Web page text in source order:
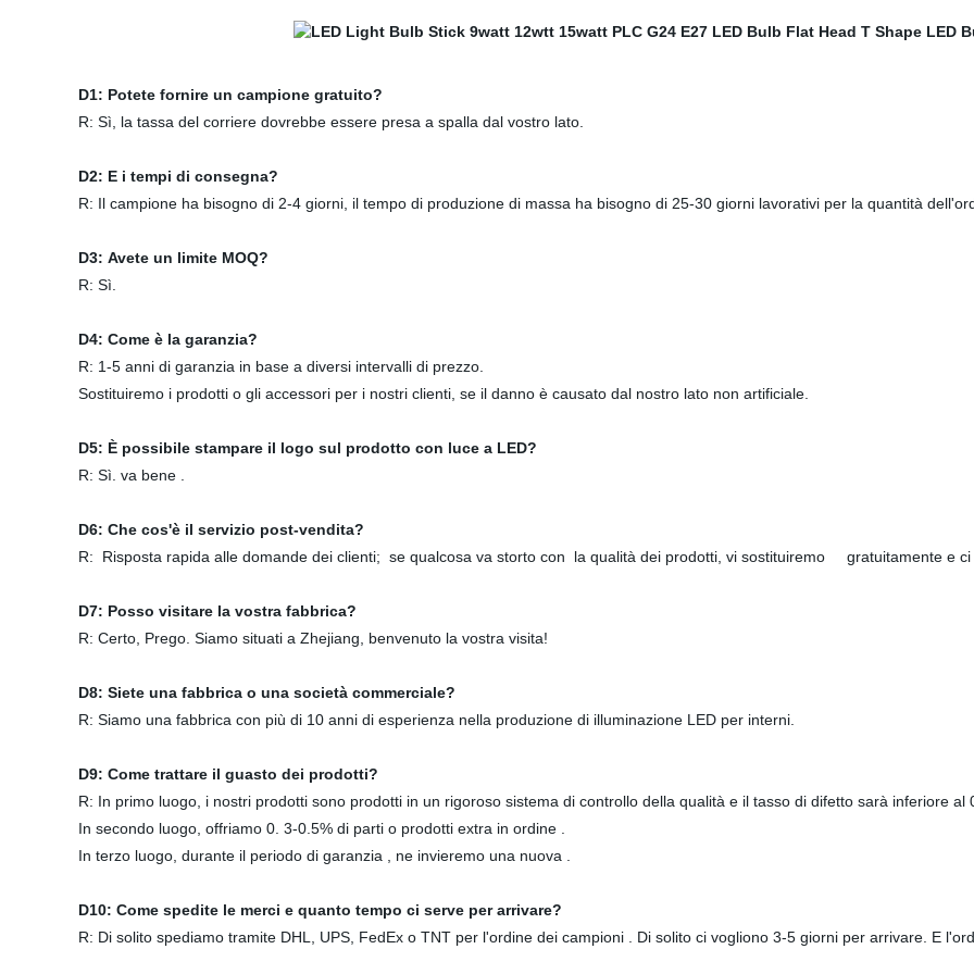
D1: Potete fornire un campione gratuito?
R: Sì, la tassa del corriere dovrebbe essere presa a spalla dal vostro lato.
D2: E i tempi di consegna?
R: Il campione ha bisogno di 2-4 giorni, il tempo di produzione di massa ha bisogno di 25-30 giorni lavorativi per la quantità
D3: Avete un limite MOQ?
R: Sì.
D4: Come è la garanzia?
R: 1-5 anni di garanzia in base a diversi intervalli di prezzo.
Sostituiremo i prodotti o gli accessori per i nostri clienti, se il danno è causato dal nostro lato non artificiale.
D5: È possibile stampare il logo sul prodotto con luce a LED?
R: Sì. va bene .
D6: Che cos'è il servizio post-vendita?
R: Risposta rapida alle domande dei clienti; se qualcosa va storto con la qualità dei prodotti, vi sostituiremo gratuitamente e ci
D7: Posso visitare la vostra fabbrica?
R: Certo, Prego. Siamo situati a Zhejiang, benvenuto la vostra visita!
D8: Siete una fabbrica o una società commerciale?
R: Siamo una fabbrica con più di 10 anni di esperienza nella produzione di illuminazione LED per interni.
D9: Come trattare il guasto dei prodotti?
R: In primo luogo, i nostri prodotti sono prodotti in un rigoroso sistema di controllo della qualità e il tasso di difetto sarà inferiore al
In secondo luogo, offriamo 0. 3-0.5% di parti o prodotti extra in ordine .
In terzo luogo, durante il periodo di garanzia , ne invieremo una nuova .
D10: Come spedite le merci e quanto tempo ci serve per arrivare?
R: Di solito spediamo tramite DHL, UPS, FedEx o TNT per l'ordine dei campioni . Di solito ci vogliono 3-5 giorni per arrivare. E